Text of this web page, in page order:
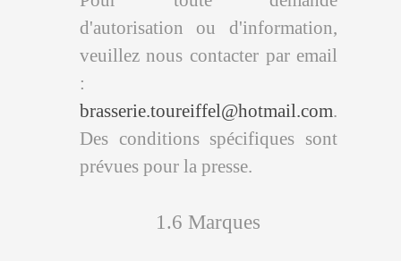
d'autorisation ou d'information,
veuillez nous contacter par email
:
brasserie.toureiffel@hotmail.com.
Des conditions spécifiques sont
prévues pour la presse.
1.6 Marques